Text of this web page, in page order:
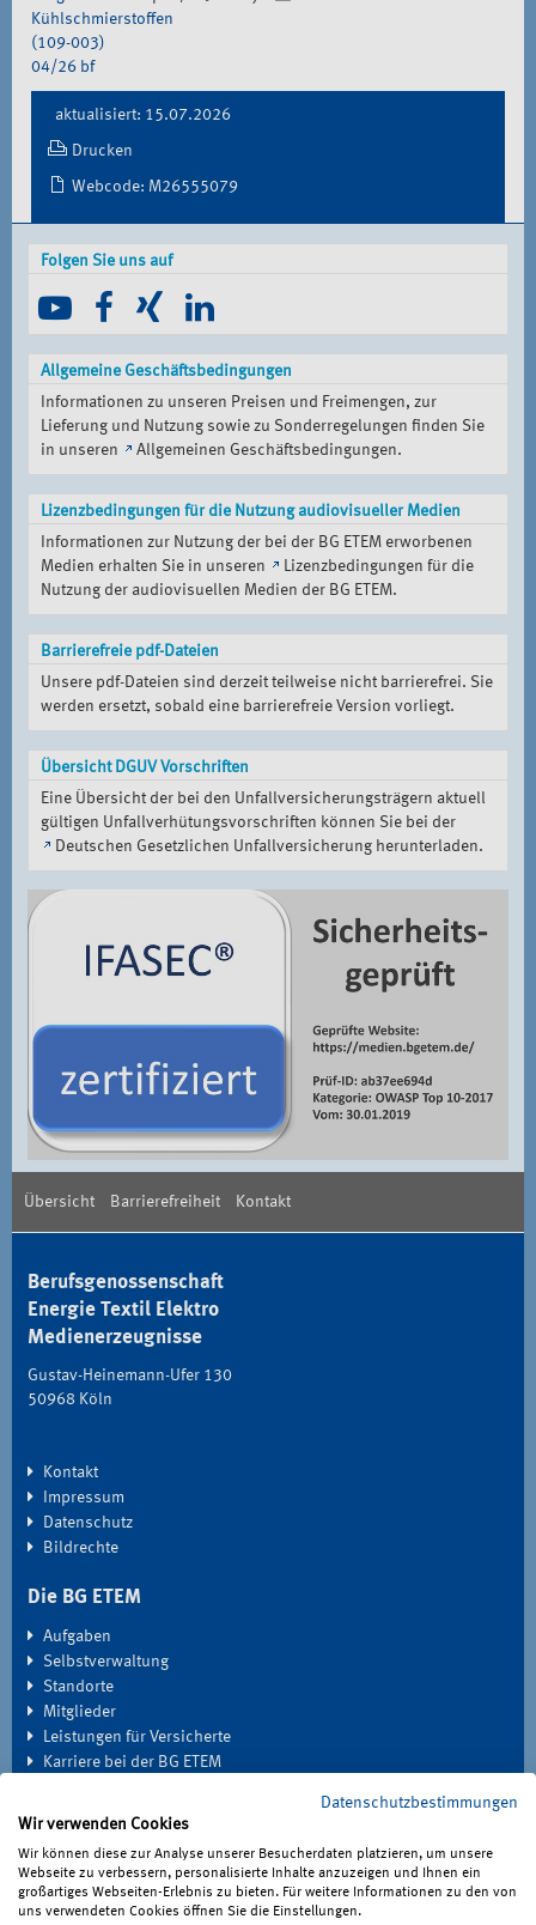
Kühlschmierstoffen
(109-003)
04/26 bf
Document
aktualisiert: 15.07.2026
Drucken
Webcode: M26555079
Folgen Sie uns auf
Allgemeine Geschäftsbedingungen
Informationen zu unseren Preisen und Freimengen, zur
Lieferung und Nutzung sowie zu Sonderregelungen finden Sie
in unseren
Allgemeinen Geschäftsbedingungen.
Lizenzbedingungen für die Nutzung audiovisueller Medien
Informationen zur Nutzung der bei der BG ETEM erworbenen
Medien erhalten Sie in unseren
Lizenzbedingungen für die
Nutzung der audiovisuellen Medien der BG ETEM.
Barrierefreie pdf-Dateien
Unsere pdf-Dateien sind derzeit teilweise nicht barrierefrei. Sie
werden ersetzt, sobald eine barrierefreie Version vorliegt.
Übersicht DGUV Vorschriften
Eine Übersicht der bei den Unfallversicherungsträgern aktuell
gültigen Unfallverhütungsvorschriften können Sie bei der
Deutschen Gesetzlichen Unfallversicherung herunterladen.
Übersicht Barrierefreiheit Kontakt
Berufsgenossenschaft
Energie Textil Elektro
Medienerzeugnisse
Gustav-Heinemann-Ufer 130
50968 Köln
Kontakt
Impressum
Datenschutz
Bildrechte
Die BG ETEM
Aufgaben
Selbstverwaltung
Standorte
Mitglieder
Leistungen für Versicherte
Karriere bei der BG ETEM
Medien
Haben Sie Fragen?
Datenschutzbestimmungen
Wir verwenden Cookies
Wir können diese zur Analyse unserer Besucherdaten platzieren, um unsere
Webseite zu verbessern, personalisierte Inhalte anzuzeigen und Ihnen ein
großartiges Webseiten-Erlebnis zu bieten. Für weitere Informationen zu den von
uns verwendeten Cookies öffnen Sie die Einstellungen.